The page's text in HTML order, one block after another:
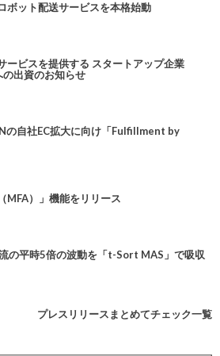
ボット配送サービスを本格始動
ービスを提供する スタートアップ企業
出資のお知らせ
の自社EC拡大に向け「Fulfillment by
MFA）」機能をリリース
の平時5倍の波動を「t-Sort MAS」で吸収
プレスリリースまとめてチェック一覧